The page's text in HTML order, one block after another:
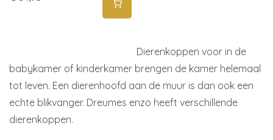
Dierenkoppen voor in de
babykamer of kinderkamer brengen de kamer helemaal
tot leven. Een dierenhoofd aan de muur is dan ook een
echte blikvanger. Dreumes enzo heeft verschillende
dierenkoppen.